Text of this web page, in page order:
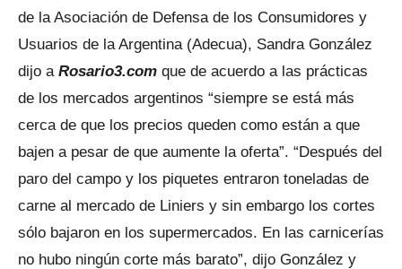
de la Asociación de Defensa de los Consumidores y
Usuarios de la Argentina (Adecua), Sandra González
dijo a Rosario3.com que de acuerdo a las prácticas
de los mercados argentinos “siempre se está más
cerca de que los precios queden como están a que
bajen a pesar de que aumente la oferta”. “Después del
paro del campo y los piquetes entraron toneladas de
carne al mercado de Liniers y sin embargo los cortes
sólo bajaron en los supermercados. En las carnicerías
no hubo ningún corte más barato”, dijo González y